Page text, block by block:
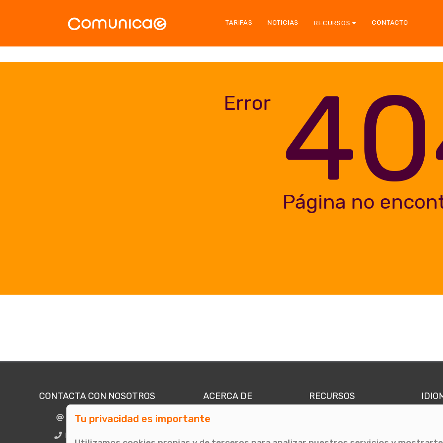
TARIFAS NOTICIAS RECURSOS CONTACTO
Error
Página no
CONTACTA CON NOSOTROS
info@comunicae.com
BCN + 34 931 702 774
ACERCA DE
Quiénes somos
RECURSOS
Tu privacidad es importante